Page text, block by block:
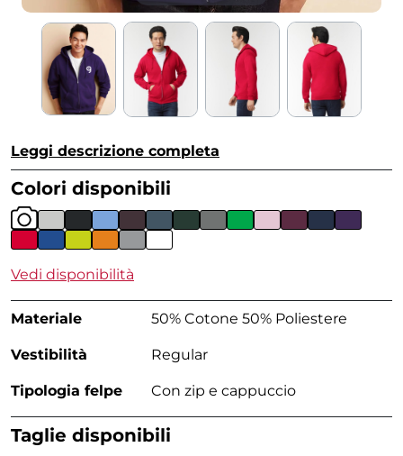
Leggi descrizione completa
Colori disponibili
Vedi disponibilità
Materiale 50% Cotone 50% Poliestere
Vestibilità Regular
Tipologia felpe Con zip e cappuccio
Taglie disponibili